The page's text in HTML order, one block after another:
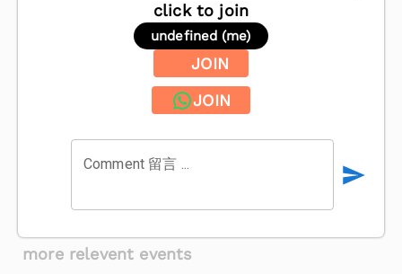
click to join
undefined (me)
JOIN
JOIN
Comment 留言 ...
more relevent events